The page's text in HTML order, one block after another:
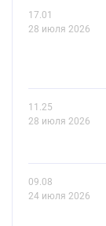
17.01
28 июля 2026
11.25
28 июля 2026
09.08
24 июля 2026